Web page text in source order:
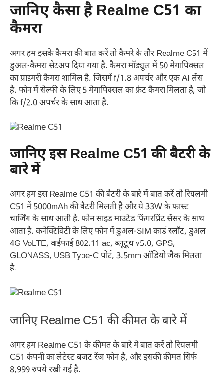
जानिए कैसा है Realme C51 का
कैमरा
अगर हम इसके कैमरा की बात करें तो कैमरे के तौर Realme C51 में
डुअल-कैमरा सेटअप दिया गया है. कैमरा मॉड्यूल में 50 मेगापिक्सल
का प्राइमरी कैमरा शामिल है, जिसमें f/1.8 अपर्चर और एक AI लेंस
है. फोन में सेल्फी के लिए 5 मेगापिक्सल का फ्रंट कैमरा मिलता है, जो
कि f/2.0 अपर्चर के साथ आता है.
जानिए इस Realme C51 की बैटरी के
बारे में
अगर हम इस Realme C51 की बैटरी के बारे में बात करें तो रियलमी
C51 में 5000mAh की बैटरी मिलती है और ये 33W के फास्ट
चार्जिंग के साथ आती है. फोन साइड माउटेड फिंगरप्रिंट सेंसर के साथ
आता है. कनेक्टिविटी के लिए फोन में डुअल-SIM कार्ड स्लॉट, डुअल
4G VoLTE, वाईफाई 802.11 ac, ब्लूटूथ v5.0, GPS,
GLONASS, USB Type-C पोर्ट, 3.5mm ऑडियो जैक मिलता
है.
जानिए Realme C51 की कीमत के बारे में
अगर हम Realme C51 के कीमत के बारे में बात करें तो रियलमी
C51 कंपनी का लेटेस्ट बजट रेंज फोन है, और इसकी कीमत सिर्फ
8,999 रुपये रखी गई है.